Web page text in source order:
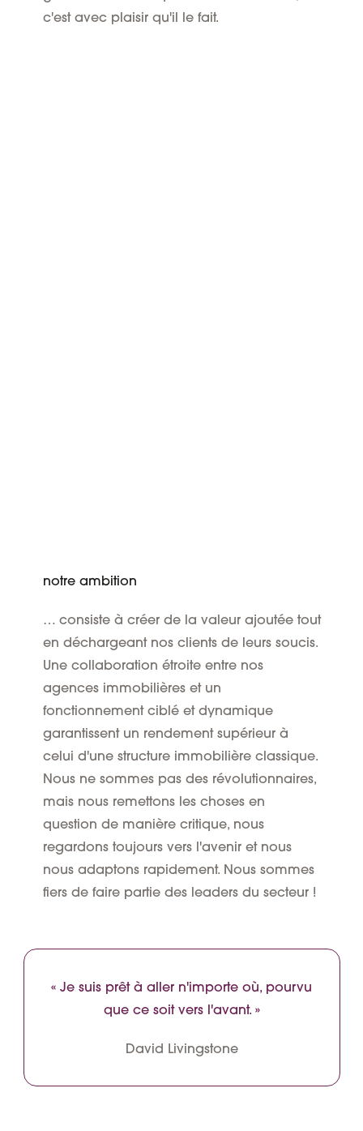
c'est avec plaisir qu'il le fait.
notre ambition
… consiste à créer de la valeur ajoutée tout
en déchargeant nos clients de leurs soucis.
Une collaboration étroite entre nos
agences immobilières et un
fonctionnement ciblé et dynamique
garantissent un rendement supérieur à
celui d'une structure immobilière classique.
Nous ne sommes pas des révolutionnaires,
mais nous remettons les choses en
question de manière critique, nous
regardons toujours vers l'avenir et nous
nous adaptons rapidement. Nous sommes
fiers de faire partie des leaders du secteur !
« Je suis prêt à aller n'importe où, pourvu
que ce soit vers l'avant. »
David Livingstone